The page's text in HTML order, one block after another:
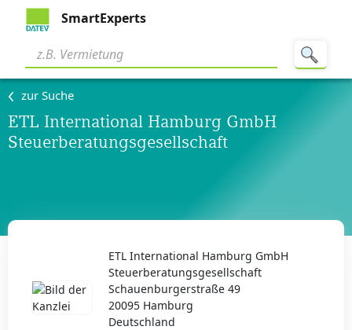
SmartExperts
zur Suche
ETL International Hamburg GmbH
Steuerberatungsgesellschaft
ETL International Hamburg GmbH
Steuerberatungsgesellschaft
Schauenburgerstraße 49
20095 Hamburg
Deutschland